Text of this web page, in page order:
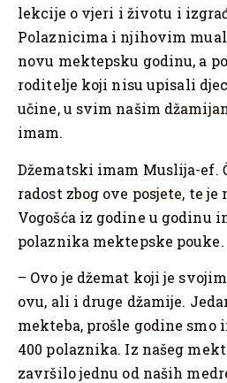
lekcije o vjeri i životu i
Polaznicima i njihovim
novu mektepsku godinu, a
roditelje koji nisu upisali
učine, u svim našim
imam.
Džematski imam Muslija-ef.
radost zbog ove posjete, te je
Vogošća iz godine u godinu
polaznika mektepske pouke.
– Ovo je džemat koji je
ovu, ali i druge džamije.
mekteba, prošle godine smo
400 polaznika. Iz našeg
završilo jednu od naših